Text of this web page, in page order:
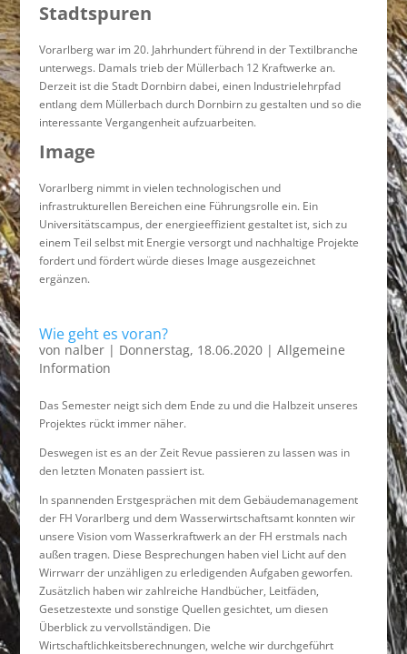
Stadtspuren
Vorarlberg war im 20. Jahrhundert führend in der Textilbranche
unterwegs. Damals trieb der Müllerbach 12 Kraftwerke an.
Derzeit ist die Stadt Dornbirn dabei, einen Industrielehrpfad
entlang dem Müllerbach durch Dornbirn zu gestalten und so die
interessante Vergangenheit aufzuarbeiten.
Image
Vorarlberg nimmt in vielen technologischen und
infrastrukturellen Bereichen eine Führungsrolle ein. Ein
Universitätscampus, der energieeffizient gestaltet ist, sich zu
einem Teil selbst mit Energie versorgt und nachhaltige Projekte
fordert und fördert würde dieses Image ausgezeichnet
ergänzen.
Wie geht es voran?
von nalber| Donnerstag, 18.06.2020| Allgemeine
Information
Das Semester neigt sich dem Ende zu und die Halbzeit unseres
Projektes rückt immer näher.
Deswegen ist es an der Zeit Revue passieren zu lassen was in
den letzten Monaten passiert ist.
In spannenden Erstgesprächen mit dem Gebäudemanagement
der FH Vorarlberg und dem Wasserwirtschaftsamt konnten wir
unsere Vision vom Wasserkraftwerk an der FH erstmals nach
außen tragen. Diese Besprechungen haben viel Licht auf den
Wirrwarr der unzähligen zu erledigenden Aufgaben geworfen.
Zusätzlich haben wir zahlreiche Handbücher, Leitfäden,
Gesetzestexte und sonstige Quellen gesichtet, um diesen
Überblick zu vervollständigen. Die
Wirtschaftlichkeitsberechnungen, welche wir durchgeführt